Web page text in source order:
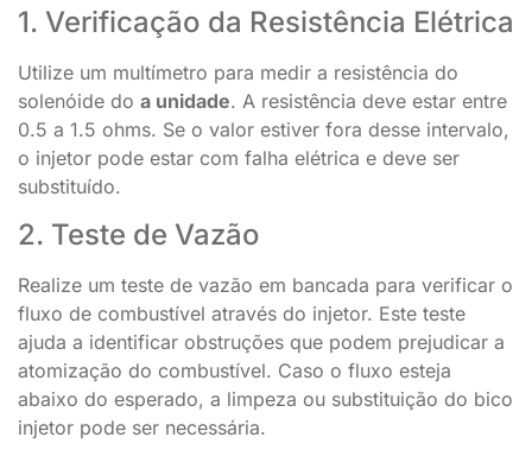
1. Verificação da Resistência Elétrica
Utilize um multímetro para medir a resistência do
solenóide do a unidade. A resistência deve estar entre
0.5 a 1.5 ohms. Se o valor estiver fora desse intervalo,
o injetor pode estar com falha elétrica e deve ser
substituído.
2. Teste de Vazão
Realize um teste de vazão em bancada para verificar o
fluxo de combustível através do injetor. Este teste
ajuda a identificar obstruções que podem prejudicar a
atomização do combustível. Caso o fluxo esteja
abaixo do esperado, a limpeza ou substituição do bico
injetor pode ser necessária.